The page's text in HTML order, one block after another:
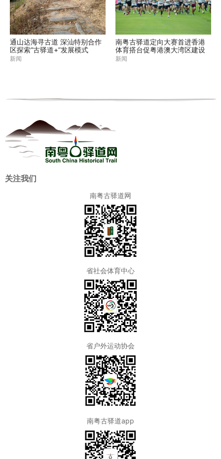
通山达海寻古道 深汕特别合作
区探索“古驿道+”发展模式
新闻
南粤古驿道定向大赛首进香港
体育搭台促粤港澳大湾区建设
新闻
关注我们
南粤古驿道网
省社会体育中心
省户外运动协会
南粤古驿道app